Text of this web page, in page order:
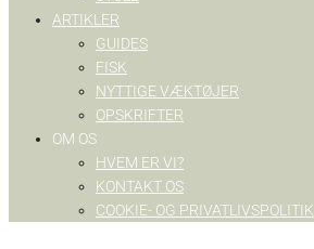
ARTIKLER
GUIDES
FISK
NYTTIGE VÆKTØJER
OPSKRIFTER
OM OS
HVEM ER VI?
KONTAKT OS
COOKIE- OG PRIVATLIVSPOLITIK